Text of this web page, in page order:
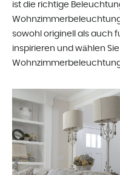
ist die richtige
sowohl originell als auch
inspirieren und wählen